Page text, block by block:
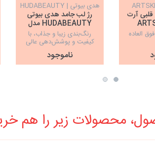
آرت
العاده
هدی بیوتی | HUDABEAUTY
رژ لب جامد هدی بیوتی
HUDABEAUTY مدل
MATTE LIPSTICK
رنگ‌بندی زیبا و جذاب، با
کیفیت و پوشش‌دهی عالی
ناموجود
محصولات زیر را هم